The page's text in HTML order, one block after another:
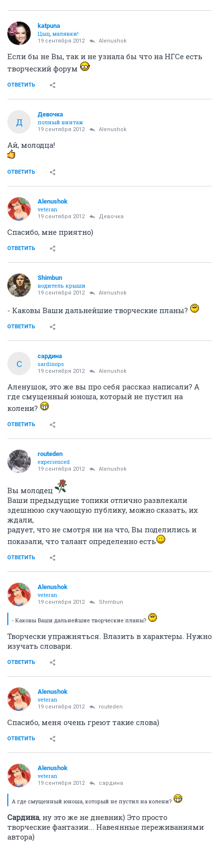
katpuna
Цыц, малявки!
19 сентября 2012 Alenushok
Если бы не Вы, так и не узнала бы что на НГСе есть
творческий форум
ОТВЕТИТЬ
Д
Девочка
полный винтаж
19 сентября 2012 Alenushok
Ай, молодца!
ОТВЕТИТЬ
Alenushok
veteran
19 сентября 2012 Девочка
Спасибо, мне приятно)
ОТВЕТИТЬ
Shimbun
водитель крыши
19 сентября 2012 Alenushok
- Каковы Ваши дальнейшие творческие планы?
ОТВЕТИТЬ
С
сардина
sardinops
19 сентября 2012 Alenushok
Аленушок, это же вы про себя рассказ написали? А
где смущенный юноша, который не пустил на
колени?
ОТВЕТИТЬ
routeden
experienced
19 сентября 2012 Alenushok
Вы молодец
Ваши предыдущие топики отлично развлекали
здешнюю скучающую публику, можно сказать, их
ждали,
радует, что не смотря ни на что, Вы поделились и
показали, что талант определенно есть
ОТВЕТИТЬ
Alenushok
veteran
19 сентября 2012 Shimbun
- Каковы Ваши дальнейшие творческие планы?
Творчески упражняться. Влазить в характеры. Нужно
изучать словари.
ОТВЕТИТЬ
Alenushok
veteran
19 сентября 2012 routeden
Спасибо, меня очень греют такие слова)
ОТВЕТИТЬ
Alenushok
veteran
19 сентября 2012 сардина
А где смущенный юноша, который не пустил на колени?
Сардина, ну это же не дневник) Это просто
творческие фантазии... Навеянные переживаниями
автора)